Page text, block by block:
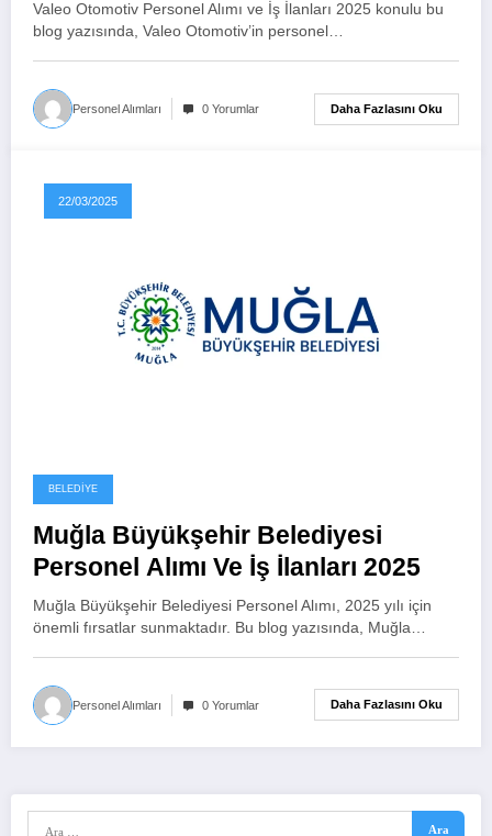
Valeo Otomotiv Personel Alımı ve İş İlanları 2025 konulu bu
blog yazısında, Valeo Otomotiv’in personel…
Personel Alımları 0 Yorumlar Daha Fazlasını Oku
22/03/2025
BELEDIYE
Muğla Büyükşehir Belediyesi
Personel Alımı Ve İş İlanları 2025
Muğla Büyükşehir Belediyesi Personel Alımı, 2025 yılı için
önemli fırsatlar sunmaktadır. Bu blog yazısında, Muğla…
Personel Alımları 0 Yorumlar Daha Fazlasını Oku